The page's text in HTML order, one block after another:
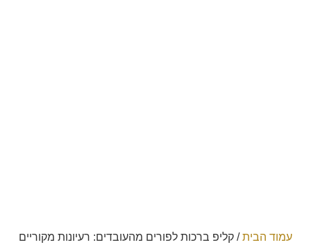
עמוד הבית/ קליפ ברכות לפורים מהעובדים: רעיונות מקוריים